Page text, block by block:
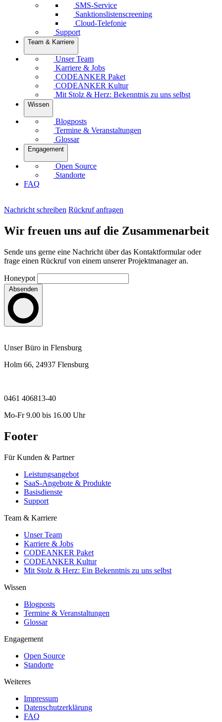
SMS-Service
Sanktionslistenscreening
Cloud-Telefonie
Support
Team & Karriere
Unser Team
Karriere & Jobs
CODEANKER Paket
CODEANKER Kultur
Mit Stolz & Herz: Bekenntnis zu uns selbst
Wissen
Blogposts
Termine & Veranstaltungen
Glossar
Engagement
Open Source
Standorte
FAQ
Nachricht schreiben Rückruf anfragen
Wir freuen uns auf die Zusammenarbeit
Sende uns gerne eine Nachricht über das Kontaktformular oder
frage einen Rückruf von einem unserer Projektmanager an.
Honeypot
Absenden
Unser Büro in Flensburg
Holm 66, 24937 Flensburg
0461 406813-40
Mo-Fr 9.00 bis 16.00 Uhr
Footer
Für Kunden & Partner
Leistungsangebot
SaaS-Angebote & Produkte
Basisdienste
Support
Team & Karriere
Unser Team
Karriere & Jobs
CODEANKER Paket
CODEANKER Kultur
Mit Stolz & Herz: Ein Bekenntnis zu uns selbst
Wissen
Blogposts
Termine & Veranstaltungen
Glossar
Engagement
Open Source
Standorte
Weiteres
Impressum
Datenschutzerklärung
FAQ